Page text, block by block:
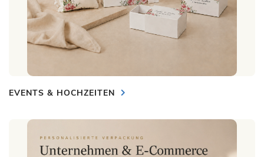
EVENTS & HOCHZEITEN